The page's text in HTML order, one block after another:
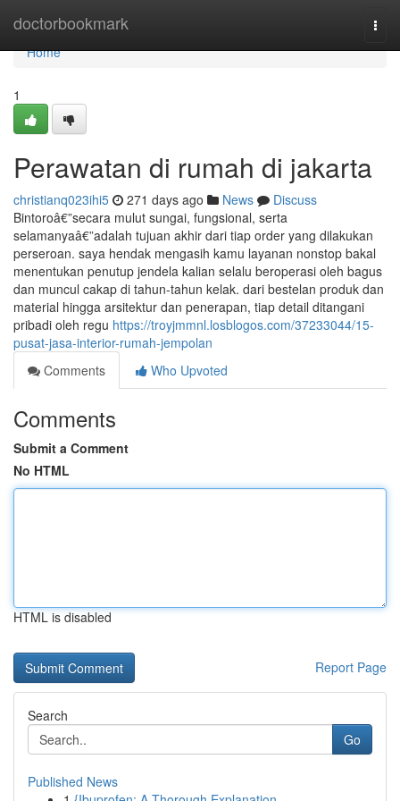
doctorbookmark
Home
Home
1
Perawatan di rumah di jakarta
christianq023ihi5 271 days ago News
Discuss
Bintoroâ€”secara mulut sungai, fungsional, serta
selamanyaâ€”adalah tujuan akhir dari tiap order yang dilakukan
perseroan. saya hendak mengasih kamu layanan nonstop bakal
menentukan penutup jendela kalian selalu beroperasi oleh bagus
dan muncul cakap di tahun-tahun kelak. dari bestelan produk dan
material hingga arsitektur dan penerapan, tiap detail ditangani
pribadi oleh regu https://troyjmmnl.losblogos.com/37233044/15-
pusat-jasa-interior-rumah-jempolan
Comments
Who Upvoted
Comments
Submit a Comment
No HTML
HTML is disabled
Report Page
Search
Go
Published News